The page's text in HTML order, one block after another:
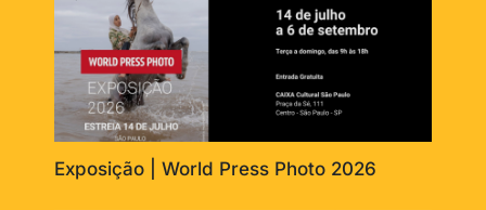
Exposição | World Press Photo 2026